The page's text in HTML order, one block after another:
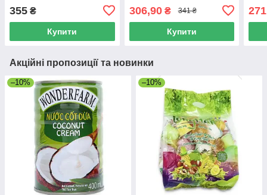
355 ₴
Купити
306,90₴ 341 ₴
Купити
Акційні пропозиції та новинки
–10% –10%